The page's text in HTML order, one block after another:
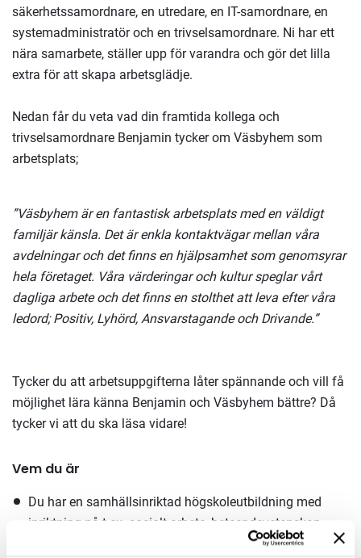
säkerhetssamordnare, en utredare, en IT-samordnare, en
systemadministratör och en trivselsamordnare. Ni har ett
nära samarbete, ställer upp för varandra och gör det lilla
extra för att skapa arbetsglädje.
Nedan får du veta vad din framtida kollega och
trivselsamordnare Benjamin tycker om Väsbyhem som
arbetsplats;
”Väsbyhem är en fantastisk arbetsplats med en väldigt
familjär känsla. Det är enkla kontaktvägar mellan våra
avdelningar och det finns en hjälpsamhet som genomsyrar
hela företaget. Våra värderingar och kultur speglar vårt
dagliga arbete och det finns en stolthet att leva efter våra
ledord; Positiv, Lyhörd, Ansvarstagande och Drivande.”
Tycker du att arbetsuppgifterna låter spännande och vill få
möjlighet lära känna Benjamin och Väsbyhem bättre? Då
tycker vi att du ska läsa vidare!
Vem du är
Du har en samhällsinriktad högskoleutbildning med
inriktning på t.ex. socialt arbete, beteendevetenskap,
kriminologi eller likvärdig arbetserfarenhet.